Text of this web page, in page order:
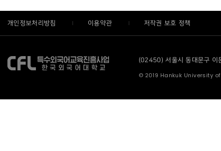
개인정보처리방침 이용약관 저작권 보호 정책
(02450) 서울시 동대문구
© 2019 Hankuk University